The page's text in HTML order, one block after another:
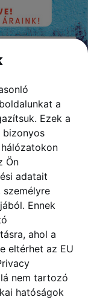
a
Ezek a
bizonyos
Ön
adatait
személyre
Ennek
ahol a
eltérhet az EU
nem tartozó
hatóságok